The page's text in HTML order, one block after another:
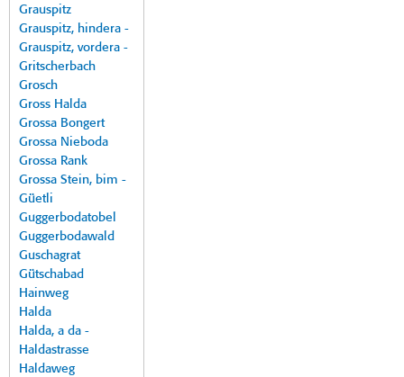
Grauspitz
Grauspitz, hindera -
Grauspitz, vordera -
Gritscherbach
Grosch
Gross Halda
Grossa Bongert
Grossa Nieboda
Grossa Rank
Grossa Stein, bim -
Güetli
Guggerbodatobel
Guggerbodawald
Guschagrat
Gütschabad
Hainweg
Halda
Halda, a da -
Haldastrasse
Haldaweg